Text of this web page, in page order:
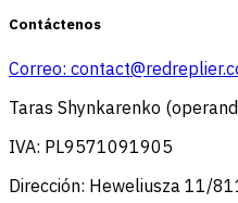
Contáctenos
Correo:
Taras Shynkarenko
IVA: PL9571091905
Dirección: Heweliusza 11/